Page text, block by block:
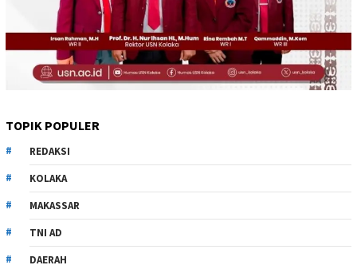
TOPIK POPULER
REDAKSI
KOLAKA
MAKASSAR
TNI AD
DAERAH